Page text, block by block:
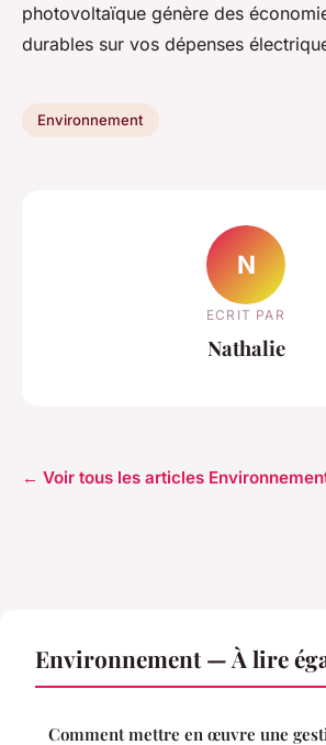
photovoltaïque génère des
durables sur vos dépenses
Environnement
N
ECRIT PAR
Nathalie
← Voir tous les articles
Environnement — À lire
Comment mettre en œuvre une